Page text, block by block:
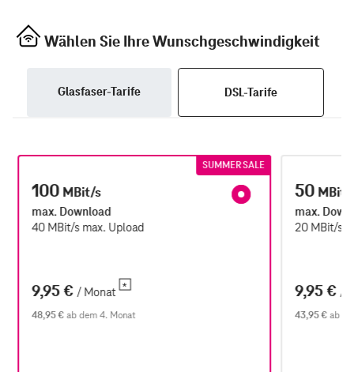
Wählen Sie Ihre Wunschgeschwindigkeit
Glasfaser-Tarife DSL-Tarife
100 MBit/s
max. Download
40 MBit/s max. Upload
SUMMER SALE
9,95 € / Monat
48,95 € ab dem 4. Monat
50 MBit/
max.
20 MBit/s
9,95 € /
43,95 € ab